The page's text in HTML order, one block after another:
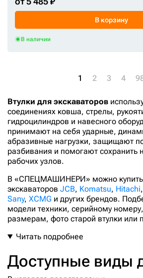
В корзину
В наличии
1 2 3 4
Втулки для экскаваторов
соединениях ковша, стрелы,
гидроцилиндров и навесного
принимают на себя ударные,
абразивные нагрузки, защищают
разбивания и помогают сохранить
рабочих узлов.
В «СПЕЦМАШИНЕРИ» можно купить
экскаваторов JCB, Komatsu, Hitachi,
Sany, XCMG и других брендов.
модели техники, серийному номеру,
размерам, фото старой втулки или
Читать подробнее
Доступные виды
205-70-72130
205-70-72180
205-70-73180
206-70-53150
206-70-55240
206-70-58610
206-70-61310
206-70-71270
206-70-71271
206-70-71272
206-70-71381
2064991
207-63-76170
207-70-31242